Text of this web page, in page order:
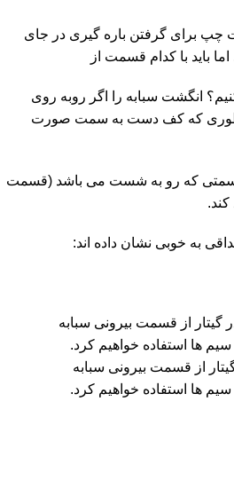
برای گرفتن باره گیری در جای
باید با کدام قسمت از
انگشت سبابه را اگر روبه روی
طوری که کف دست به سمت صورت
که رو به شست می باشد (قسمت
به خوبی نشان داده اند:
از قسمت بیرونی سبابه
ها استفاده خواهیم کرد.